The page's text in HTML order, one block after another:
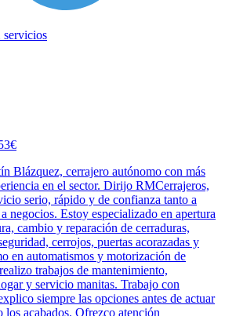
servicios
Blázquez, cerrajero autónomo con más
en el sector. Dirijo RMCerrajeros,
serio, rápido y de confianza tanto a
negocios. Estoy especializado en apertura
cambio y reparación de cerraduras,
cerrojos, puertas acorazadas y
en automatismos y motorización de
trabajos de mantenimiento,
y servicio manitas. Trabajo con
siempre las opciones antes de actuar
acabados. Ofrezco atención